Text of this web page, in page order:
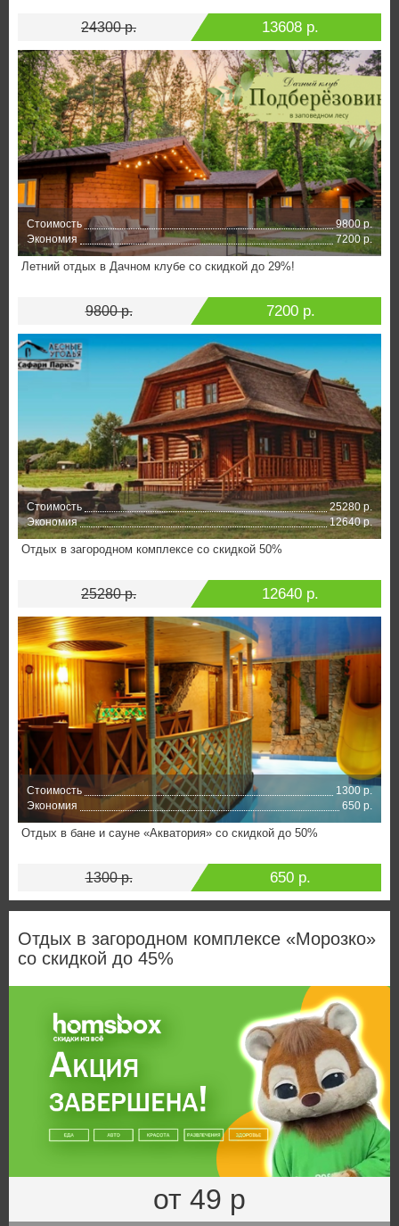
24300 р. 13608 р.
Стоимость
9800 р.
Экономия
7200 р.
Летний отдых в Дачном клубе со скидкой до 29%!
9800 р. 7200 р.
Стоимость
25280 р.
Экономия
12640 р.
Отдых в загородном комплексе со скидкой 50%
25280 р. 12640 р.
Стоимость
1300 р.
Экономия
650 р.
Отдых в бане и сауне «Акватория» со скидкой до 50%
1300 р. 650 р.
Отдых в загородном комплексе «Морозко»
со скидкой до 45%
от 49 р